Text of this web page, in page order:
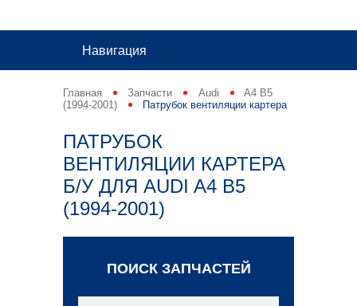
Навигация
Главная Запчасти Audi
A4 B5
(1994-2001)
Патрубок вентиляции картера
ПАТРУБОК
ВЕНТИЛЯЦИИ КАРТЕРА
Б/У ДЛЯ AUDI A4 B5
(1994-2001)
ПОИСК ЗАПЧАСТЕЙ